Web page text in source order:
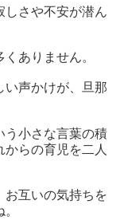
しさや不安が潜ん
ありません。
い声かけが、旦那
う小さな言葉の積
らの育児を二人
お互いの気持ちを